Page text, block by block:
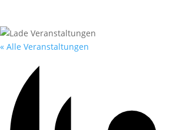
« Alle Veranstaltungen